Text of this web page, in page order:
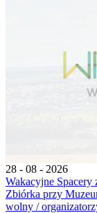
28 - 08 - 2026
Wakacyjne
Zbiórka przy
wolny /